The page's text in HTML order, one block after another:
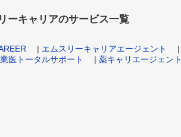
ーキャリアのサービス一覧
| エムスリーキャリアエージェント |
医トータルサポート | 薬キャリエージェント